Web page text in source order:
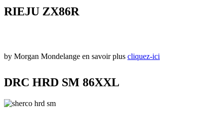
RIEJU ZX86R
by Morgan Mondelange en savoir plus cliquez-ici
DRC HRD SM 86XXL